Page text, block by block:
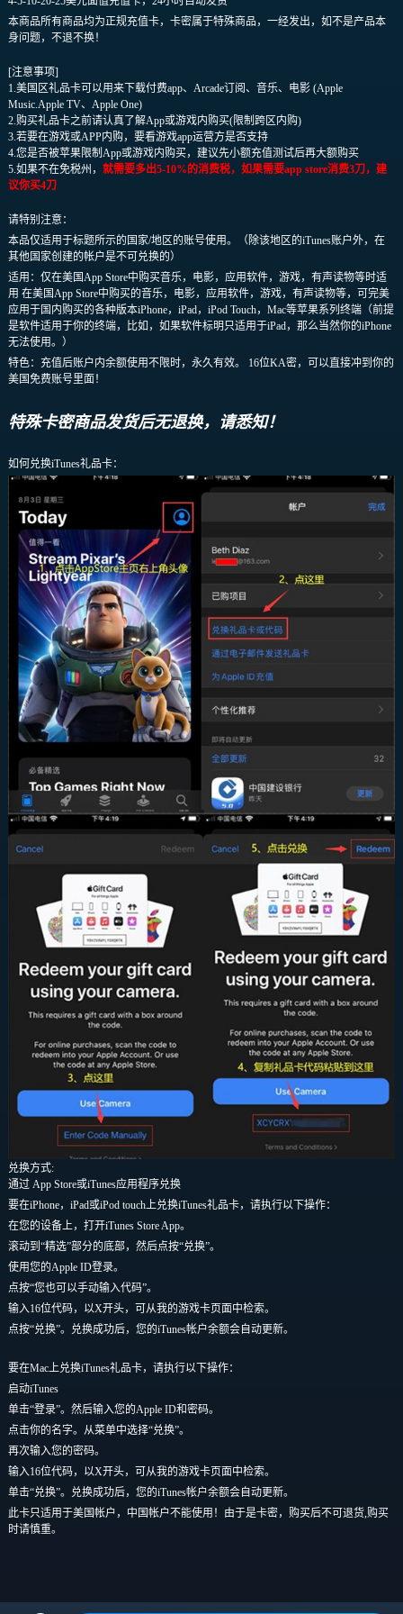
本商品所有商品均为正规充值卡，卡密属于特殊商品，一经发出，如不是产品本
身问题，不退不换！
[注意事项]
1.美国区礼品卡可以用来下载付费app、Arcade订阅、音乐、电影 (Apple
Music.Apple TV、Apple One)
2.购买礼品卡之前请认真了解App或游戏内购买(限制跨区内购)
3.若要在游戏或APP内购，要看游戏app运营方是否支持
4.您是否被苹果限制App或游戏内购买，建议先小额充值测试后再大额购买
5.如果不在免税州， 就需要多出5-10%的消费税，如果需要app store消费3刀，建
议你买4刀
请特别注意：
本品仅适用于标题所示的国家/地区的账号使用。（除该地区的iTunes账户外，在
其他国家创建的帐户是不可兑换的）
适用：仅在美国App Store中购买音乐，电影，应用软件，游戏，有声读物等时适
用 在美国App Store中购买的音乐，电影，应用软件，游戏，有声读物等，可完美
应用于国内购买的各种版本iPhone，iPad，iPod Touch，Mac等苹果系列终端（前提
是软件适用于你的终端，比如，如果软件标明只适用于iPad，那么当然你的iPhone
无法使用。）
特色：充值后账户内余额使用不限时，永久有效。 16位KA密，可以直接冲到你的
美国免费账号里面！
特殊卡密商品发货后无退换，请悉知！
如何兑换iTunes礼品卡：
兑换方式:
通过 App Store或iTunes应用程序兑换
要在iPhone，iPad或iPod touch上兑换iTunes礼品卡，请执行以下操作：
在您的设备上，打开iTunes Store App。
滚动到“精选”部分的底部，然后点按“兑换”。
使用您的Apple ID登录。
点按“您也可以手动输入代码”。
输入16位代码，以X开头，可从我的游戏卡页面中检索。
点按“兑换”。兑换成功后，您的iTunes帐户余额会自动更新。
要在Mac上兑换iTunes礼品卡，请执行以下操作：
启动iTunes
单击“登录”。然后输入您的Apple ID和密码。
点击你的名字。从菜单中选择“兑换”。
再次输入您的密码。
输入16位代码，以X开头，可从我的游戏卡页面中检索。
单击“兑换”。兑换成功后，您的iTunes帐户余额会自动更新。
此卡只适用于美国帐户，中国帐户不能使用！由于是卡密，购买后不可退货,购买
时请慎重。